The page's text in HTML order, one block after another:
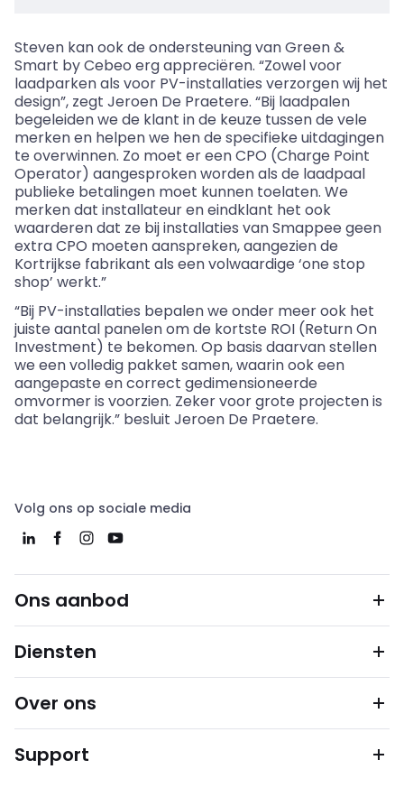
Steven kan ook de ondersteuning van Green&
Smart by Cebeo erg appreciëren. “Zowel voor
laadparken als voor PV-installaties verzorgen wij het
design”, zegt Jeroen De Praetere. “Bij laadpalen
begeleiden we de klant in de keuze tussen de vele
merken en helpen we hen de specifieke uitdagingen
te overwinnen. Zo moet er een CPO (Charge Point
Operator) aangesproken worden als de laadpaal
publieke betalingen moet kunnen toelaten. We
merken dat installateur en eindklant het ook
waarderen dat ze bij installaties van Smappee geen
extra CPO moeten aanspreken, aangezien de
Kortrijkse fabrikant als een volwaardige ‘one stop
shop’ werkt.”
“Bij PV-installaties bepalen we onder meer ook het
juiste aantal panelen om de kortste ROI (Return On
Investment) te bekomen. Op basis daarvan stellen
we een volledig pakket samen, waarin ook een
aangepaste en correct gedimensioneerde
omvormer is voorzien. Zeker voor grote projecten is
dat belangrijk.” besluit Jeroen De Praetere.
Volg ons op sociale media
Ons aanbod
Diensten
Over ons
Support